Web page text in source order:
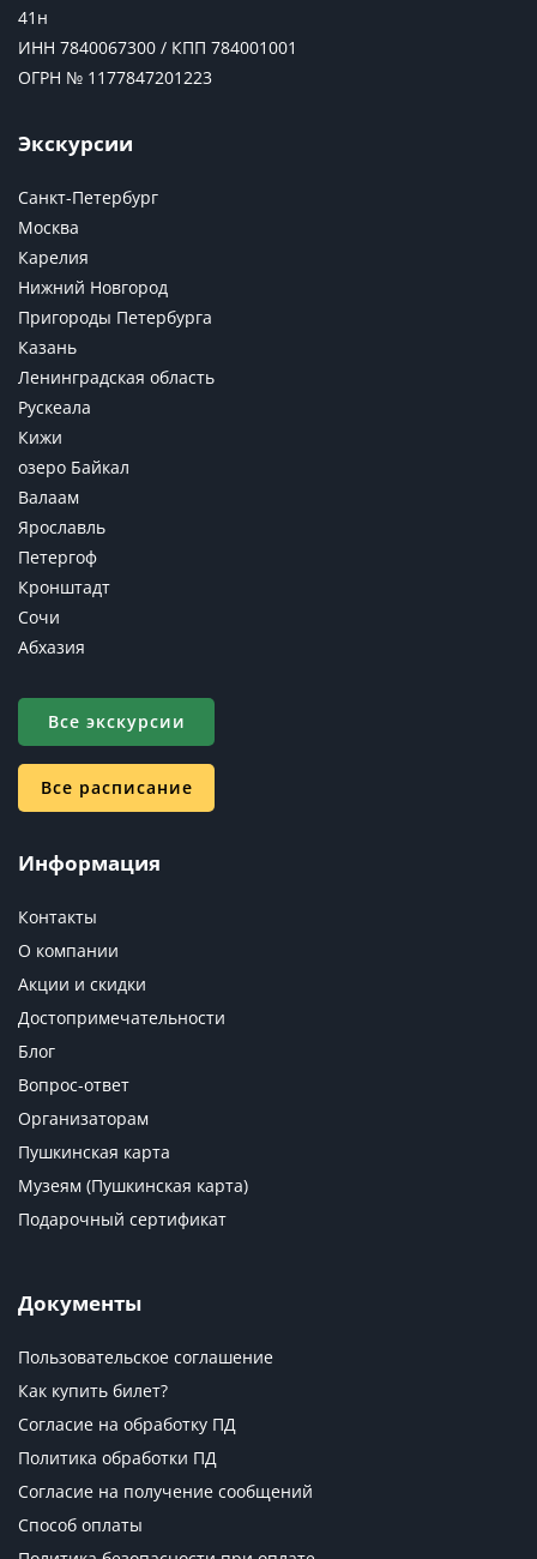
41н
ИНН 7840067300 / КПП 784001001
ОГРН № 1177847201223
Экскурсии
Санкт-Петербург
Москва
Карелия
Нижний Новгород
Пригороды Петербурга
Казань
Ленинградская область
Рускеала
Кижи
озеро Байкал
Валаам
Ярославль
Петергоф
Кронштадт
Сочи
Абхазия
Все экскурсии
Все расписание
Информация
Контакты
О компании
Акции и скидки
Достопримечательности
Блог
Вопрос-ответ
Организаторам
Пушкинская карта
Музеям (Пушкинская карта)
Подарочный сертификат
Документы
Пользовательское соглашение
Как купить билет?
Согласие на обработку ПД
Политика обработки ПД
Согласие на получение сообщений
Способ оплаты